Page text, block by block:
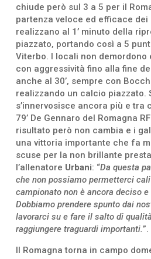
chiude però sul 3 a 5 per il
partenza veloce ed efficace
realizzano al 1’ minuto della
piazzato, portando così a 5
Viterbo. I locali non
con aggressività fino alla fine
anche al 30’, sempre con
realizzando un calcio piazzato.
s’innervosisce ancora più e tra
79’ De Gennaro del Romagna
risultato però non cambia e i
una vittoria importante che fa
scuse per la non brillante
l’allenatore Urbani: “Da questa
che non possiamo permetterci
campionato non è ancora deciso
Dobbiamo prendere spunto dai
lavorarci su e fare il salto di
raggiungere traguardi importanti.”.
Il Romagna torna in campo